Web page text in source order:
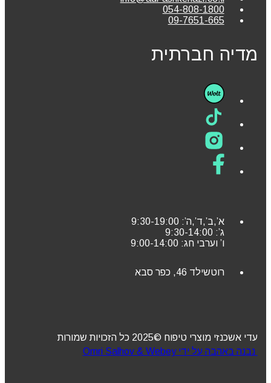
054-808-1800
09-7651-665
מדיה חברתית
א’,ב’,ד’,ה’: 9:30-19:00
ג’: 9:30-14:00
ו’ וערבי חג: 9:00-14:00
רוטשילד 46, כפר סבא
עדי אשכנזי מוצרי טיפוח ©2025 כל הזכויות שמורות
נבנה באהבה על ידי Omri Salhov & Webey